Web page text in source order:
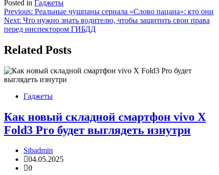
Posted in Гаджеты
Навигация
по
Previous: Реальные чушпаны сериала «Слово пацана»: кто они
Next: Что нужно знать водителю, чтобы защитить свои права
перед инспектором ГИБДД
Related Posts
Гаджеты
Как новый складной смартфон vivo X
Fold3 Pro будет выглядеть изнутри
Sibadmin
04.05.2025
0